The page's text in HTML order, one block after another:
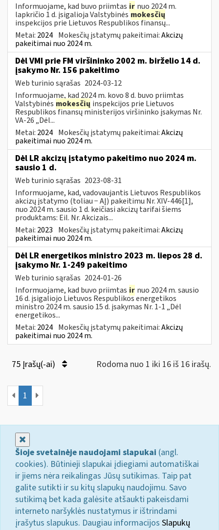
Informuojame, kad buvo priimtas ir nuo 2024 m.
lapkričio 1 d. įsigalioja Valstybinėsmokesčių
inspekcijos prie Lietuvos Respublikos finansų...
Metai: 2024 Mokesčių įstatymų pakeitimai:Akcizų
pakeitimai nuo 2024 m.
Dėl VMI prie FM viršininko 2002 m. birželio 14 d.
įsakymo Nr. 156 pakeitimo
Web turinio sąrašas 2024-03-12
Informuojame, kad 2024 m. kovo 8 d. buvo priimtas
Valstybinės mokesčių inspekcijos prie Lietuvos
Respublikos finansų ministerijos viršininko įsakymas Nr.
VA-26 „Dėl...
Metai: 2024 Mokesčių įstatymų pakeitimai:Akcizų
pakeitimai nuo 2024 m.
Dėl LR akcizų įstatymo pakeitimo nuo 2024 m.
sausio 1 d.
Web turinio sąrašas 2023-08-31
Informuojame, kad, vadovaujantis Lietuvos Respublikos
akcizų įstatymo (toliau − AĮ) pakeitimu Nr. XIV-446[1],
nuo 2024 m. sausio 1 d. keičiasi akcizų tarifai šiems
produktams: Eil. Nr. Akcizais...
Metai: 2023 Mokesčių įstatymų pakeitimai:Akcizų
pakeitimai nuo 2024 m.
Dėl LR energetikos ministro 2023 m. liepos 28 d.
įsakymo Nr. 1-249 pakeitimo
Web turinio sąrašas 2024-01-26
Informuojame, kad buvo priimtas ir nuo 2024 m. sausio
16 d. įsigaliojo Lietuvos Respublikos energetikos
ministro 2024 m. sausio 15 d. įsakymas Nr. 1-1 „Dėl
energetikos...
Metai: 2024 Mokesčių įstatymų pakeitimai:Akcizų
pakeitimai nuo 2024 m.
75 Įrašų(-ai) Rodoma nuo 1 iki 16 iš 16 irašų.
1
Šioje svetainėje naudojami slapukai (angl.
cookies). Būtinieji slapukai įdiegiami automatiškai
ir jiems nėra reikalingas Jūsų sutikimas. Taip pat
galite sutikti ir su kitų slapukų naudojimu. Savo
sutikimą bet kada galėsite atšaukti pakeisdami
interneto naršyklės nustatymus ir ištrindami
įrašytus slapukus. Daugiau informacijos Slapukų